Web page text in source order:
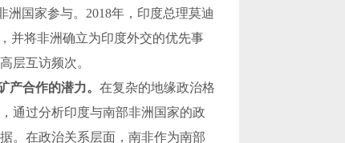
洲国家参与。 2018年，印度总理莫迪
，并将非洲确立为印度外交的优先事
层互访频次。
合作的潜力。 在复杂的地缘政治格
通过分析印度与南部非洲国家的政
。在政治关系层面，南非作为南部